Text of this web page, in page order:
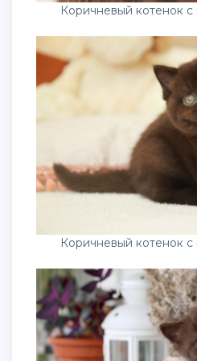
Коричневый котенок с
Коричневый котенок с